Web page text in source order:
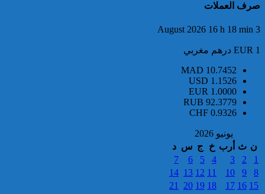
توقيف مواطن فرنسي من أصول
جزائرية يشكل موضوع أمر دولي
بإلقاء القبض
فتح بحث قضائي في مواجهة أحد
الأشخاص ووضعه تحت تدبير
صرف العملات
3 August 2026 16 h 18 min
EUR 1 درهم مغربي
MAD 10.7452
USD 1.1526
EUR 1.0000
RUB 92.3779
CHF 0.9326
يونيو 2026
ن ث أرب خ ج س د
1
2
3
4
5
6
7
8
9
10
11
12
13
14
15
16
17
18
19
20
21